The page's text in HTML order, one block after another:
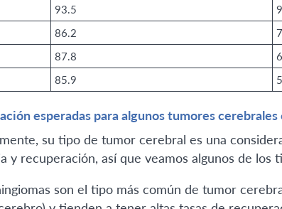
93.5
86.2
87.8
85.9
esperadas para algunos tumores cerebrales
su tipo de tumor cerebral es una
y recuperación, así que veamos algunos de los
son el tipo más común de tumor